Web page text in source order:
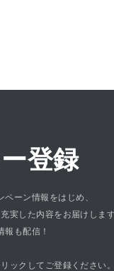
登録
ーン情報をはじめ、
実した内容をお届けしま
も配信！
ックしてご登録ください